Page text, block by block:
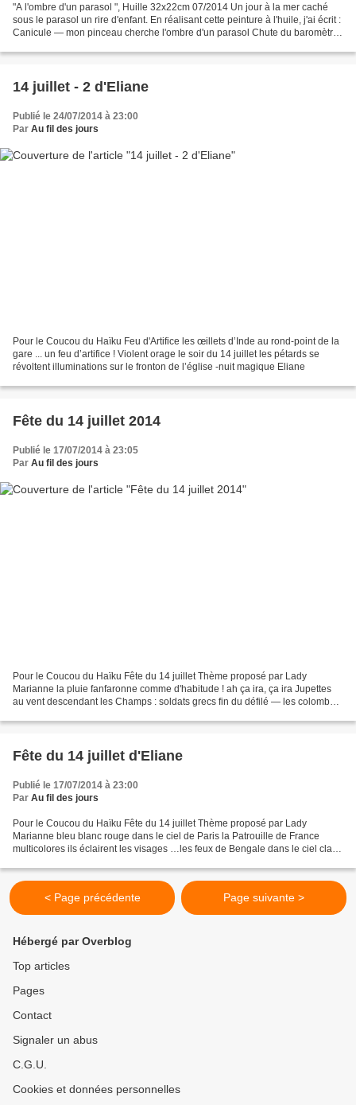
"A l'ombre d'un parasol ", Huille 32x22cm 07/2014 Un jour à la mer caché
sous le parasol un rire d'enfant. En réalisant cette peinture à l'huile, j'ai écrit :
Canicule — mon pinceau cherche l'ombre d'un parasol Chute du baromètre
14 juillet - 2 d'Eliane
Publié le 24/07/2014 à 23:00
Par Au fil des jours
Pour le Coucou du Haïku Feu d'Artifice les œillets d’Inde au rond-point de la
gare ... un feu d’artifice ! Violent orage le soir du 14 juillet les pétards se
révoltent illuminations sur le fronton de l’église -nuit magique Eliane
Fête du 14 juillet 2014
Publié le 17/07/2014 à 23:05
Par Au fil des jours
Pour le Coucou du Haïku Fête du 14 juillet Thème proposé par Lady
Marianne la pluie fanfaronne comme d'habitude ! ah ça ira, ça ira Jupettes
au vent descendant les Champs : soldats grecs fin du défilé — les colombes
Fête du 14 juillet d'Eliane
Publié le 17/07/2014 à 23:00
Par Au fil des jours
Pour le Coucou du Haïku Fête du 14 juillet Thème proposé par Lady
Marianne bleu blanc rouge dans le ciel de Paris la Patrouille de France
multicolores ils éclairent les visages …les feux de Bengale dans le ciel clair
< Page précédente Page suivante >
Hébergé par Overblog
Top articles
Pages
Contact
Signaler un abus
C.G.U.
Cookies et données personnelles